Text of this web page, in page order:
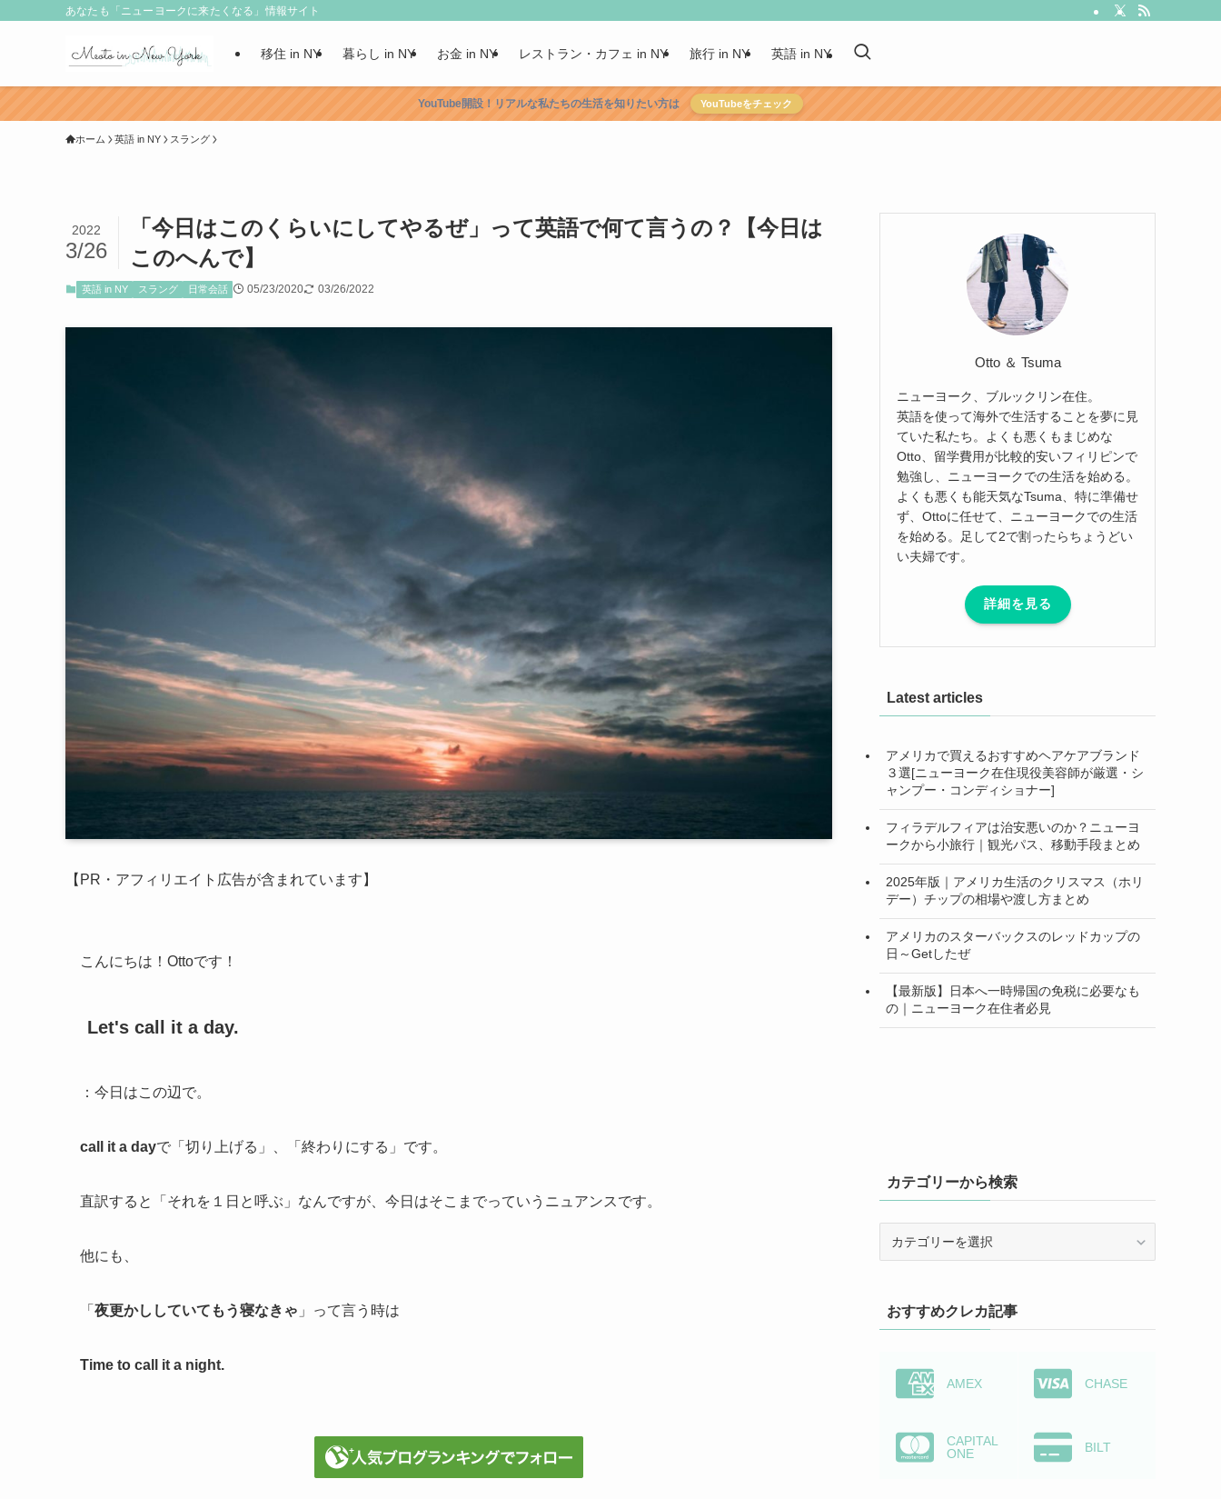
あなたも「ニューヨークに来たくなる」情報サイト
移住 in NY 暮らし in NY お金 in NY レストラン・カフェ in NY 旅行 in NY 英語 in NY
YouTube開設！リアルな私たちの生活を知りたい方は YouTubeをチェック
ホーム 英語 in NY スラング
「今日はこのくらいにしてやるぜ」って英語で何て言うの？【今日は
このへんで】
2022
3/26
英語 in NY スラング 日常会話 05/23/2020 03/26/2022
【PR・アフィリエイト広告が含まれています】
こんにちは！Ottoです！
Let's call it a day.
：今日はこの辺で。
call it a dayで「切り上げる」、「終わりにする」です。
直訳すると「それを１日と呼ぶ」なんですが、今日はそこまでっていうニュアンスです。
他にも、
「 夜更かししていてもう寝なきゃ 」って言う時は
Time to call it a night.
Otto ＆ Tsuma
ニューヨーク、ブルックリン在住。
英語を使って海外で生活することを夢に見
ていた私たち。よくも悪くもまじめな
Otto、留学費用が比較的安いフィリピンで
勉強し、ニューヨークでの生活を始める。
よくも悪くも能天気なTsuma、特に準備せ
ず、Ottoに任せて、ニューヨークでの生活
を始める。足して2で割ったらちょうどい
い夫婦です。
詳細を見る
Latest articles
アメリカで買えるおすすめヘアケアブランド
３選[ニューヨーク在住現役美容師が厳選・シ
ャンプー・コンディショナー]
フィラデルフィアは治安悪いのか？ニューヨ
ークから小旅行｜観光パス、移動手段まとめ
2025年版｜アメリカ生活のクリスマス（ホリ
デー）チップの相場や渡し方まとめ
アメリカのスターバックスのレッドカップの
日～Getしたぜ
【最新版】日本へ一時帰国の免税に必要なも
の｜ニューヨーク在住者必見
カテゴリーから検索
ー
か
おすすめクレカ記事
AMEX CHASE
CAPITAL
ONE
BILT